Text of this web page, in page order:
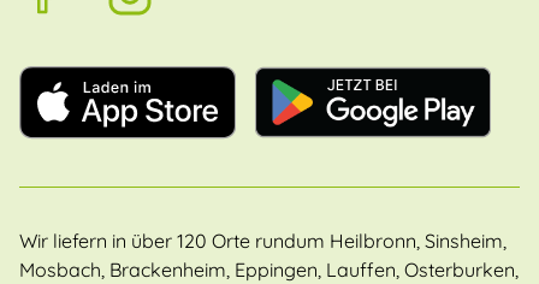
Wir liefern in über 120 Orte rundum Heilbronn, Sinsheim,
Mosbach, Brackenheim, Eppingen, Lauffen, Osterburken,